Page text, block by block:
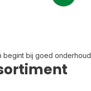
begint bij goed onderhoud